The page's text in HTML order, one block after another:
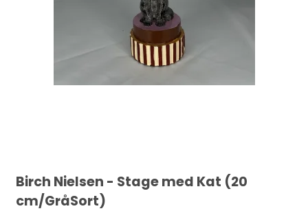
Birch Nielsen - Stage med Kat (20
cm/GråSort)